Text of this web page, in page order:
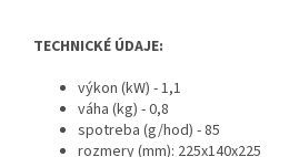
TECHNICKÉ ÚDAJE:
výkon (kW) - 1,1
váha (kg) - 0,8
spotreba (g/hod) - 85
rozmery (mm): 225x140x225